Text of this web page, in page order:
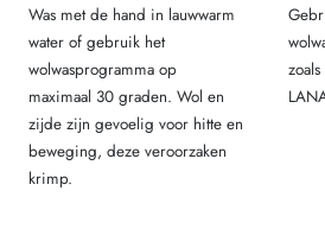
Was met de hand in lauwwarm
water of gebruik het
wolwasprogramma op
maximaal 30 graden. Wol en
zijde zijn gevoelig voor hitte en
beweging, deze veroorzaken
krimp.